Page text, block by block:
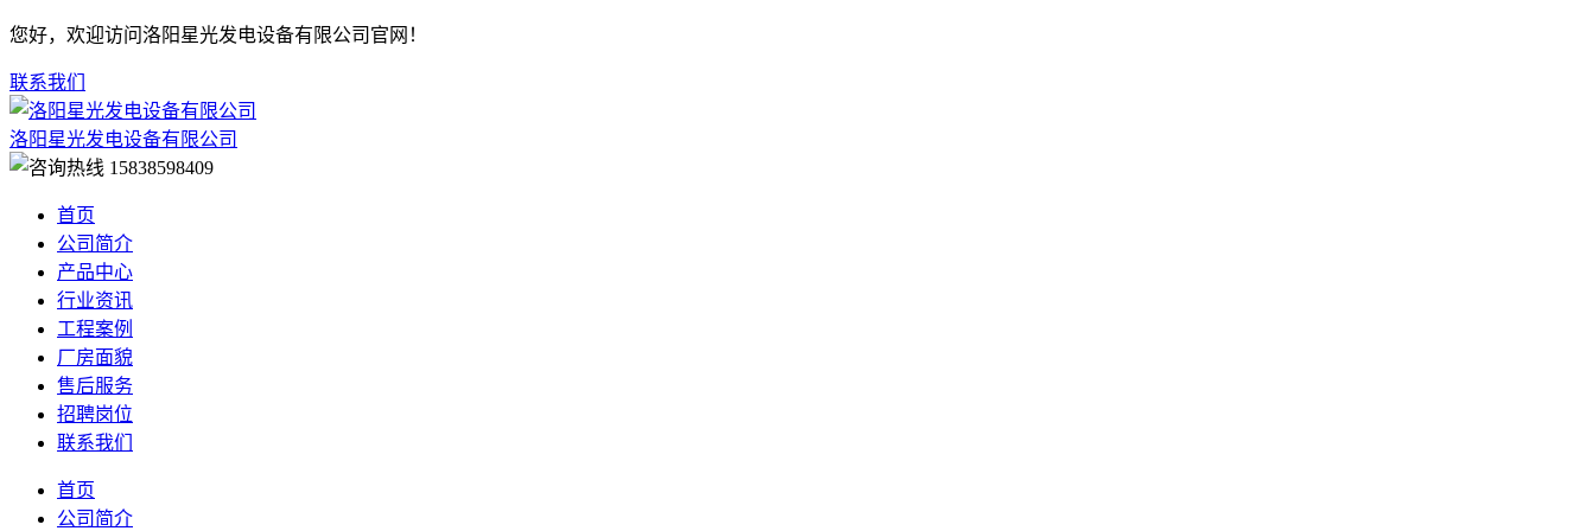
您好，欢迎访问洛阳星光发电设备有限公司官网！
联系我们
洛阳星光发电设备有限公司
15838598409
首页
公司简介
产品中心
行业资讯
工程案例
厂房面貌
售后服务
招聘岗位
联系我们
首页
公司简介